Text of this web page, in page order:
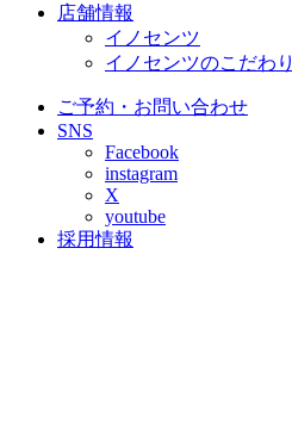
店舗情報
イノセンツ
イノセンツのこだわり
ご予約・お問い合わせ
SNS
Facebook
instagram
X
youtube
採用情報